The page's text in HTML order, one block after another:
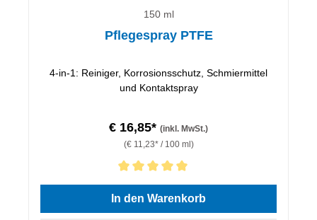
150 ml
Pflegespray PTFE
4-in-1: Reiniger, Korrosionsschutz, Schmiermittel
und Kontaktspray
€ 16,85* (inkl. MwSt.)
(€ 11,23* / 100 ml)
Durchschnittliche Bewertung von 5 von 5 Sternen
In den Warenkorb